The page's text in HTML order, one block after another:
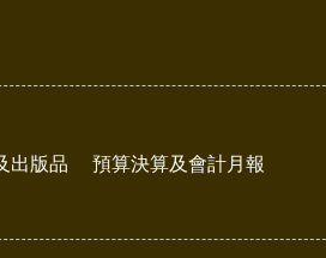
出版品 預算決算及會計月報